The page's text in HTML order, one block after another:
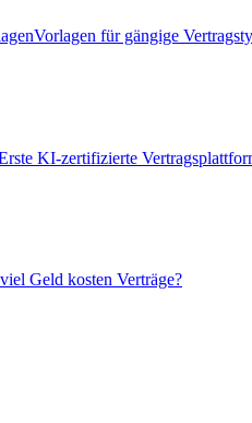
Vorlagen für gängige
KI-zertifizierte
Geld kosten Verträge?